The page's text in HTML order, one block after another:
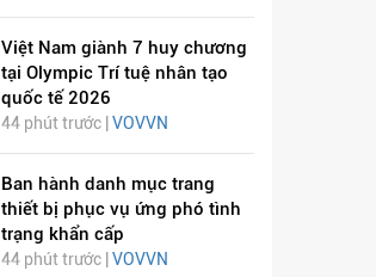
Việt Nam giành 7 huy chương
tại Olympic Trí tuệ nhân tạo
quốc tế 2026
44 phút trước | VOVVN
Ban hành danh mục trang
thiết bị phục vụ ứng phó tình
trạng khẩn cấp
44 phút trước | VOVVN